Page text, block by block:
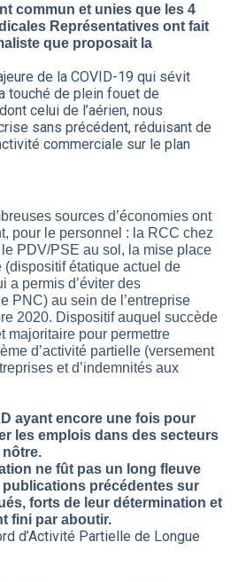
commun et unies que les 4
Représentatives ont fait
que proposait la
de la COVID-19 qui sévit
touché de plein fouet de
celui de l’aérien, nous
sans précédent, réduisant de
commerciale sur le plan
sources d’économies ont
pour le personnel : la RCC chez
PDV/PSE au sol, la mise place
(dispositif étatique actuel de
a permis d’éviter des
PNC) au sein de l’entreprise
2020. Dispositif auquel succède
majoritaire pour permettre
d’activité partielle (versement
et d’indemnités aux
ayant encore une fois pour
les emplois dans des secteurs
ne fût pas un long fleuve
précédentes sur
forts de leur détermination et
fini par aboutir.
d’Activité Partielle de Longue